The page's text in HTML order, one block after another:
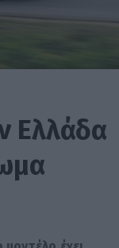
Ελλάδα